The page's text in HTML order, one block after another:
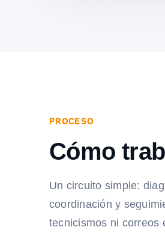
PROCESO
Cómo
Un circuito simple:
coordinación y
tecnicismos ni correos